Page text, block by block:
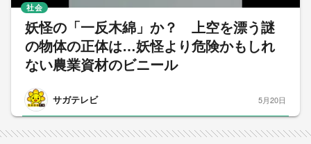
妖怪の「一反木綿」か？ 上空を漂う謎
の物体の正体は…妖怪より危険かもしれ
ない農業資材のビニール
サガテレビ
社会
5月20日